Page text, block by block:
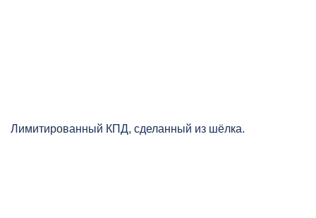
Лимитированный КПД, сделанный из шёлка.